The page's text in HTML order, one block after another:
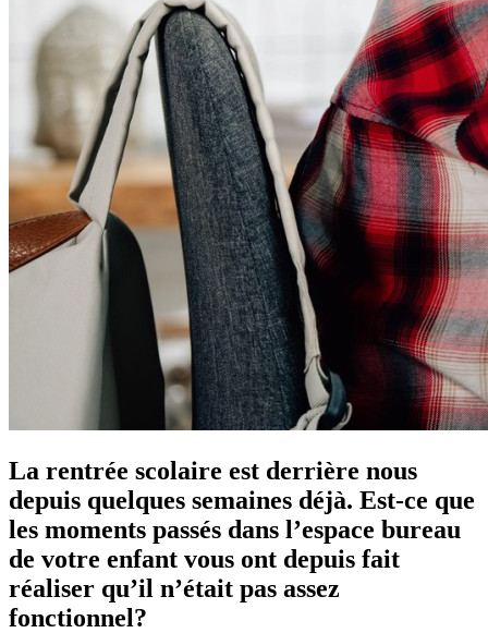
La rentrée scolaire est derrière nous
depuis quelques semaines déjà. Est-ce que
les moments passés dans l’espace bureau
de votre enfant vous ont depuis fait
réaliser qu’il n’était pas assez
fonctionnel?